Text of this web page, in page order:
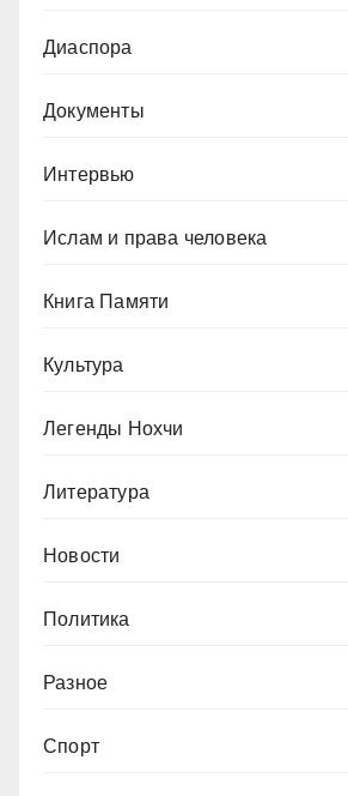
Диаспора
Документы
Интервью
Ислам и права человека
Книга Памяти
Культура
Легенды Нохчи
Литература
Новости
Политика
Разное
Спорт